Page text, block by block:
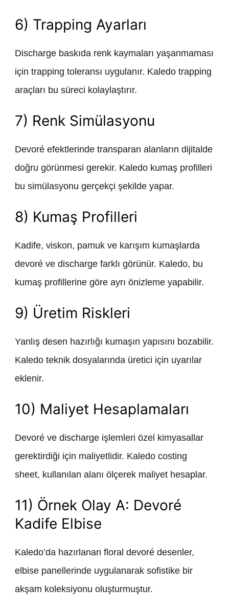
6) Trapping Ayarları
Discharge baskıda renk kaymaları yaşanmaması
için trapping toleransı uygulanır. Kaledo trapping
araçları bu süreci kolaylaştırır.
7) Renk Simülasyonu
Devoré efektlerinde transparan alanların dijitalde
doğru görünmesi gerekir. Kaledo kumaş profilleri
bu simülasyonu gerçekçi şekilde yapar.
8) Kumaş Profilleri
Kadife, viskon, pamuk ve karışım kumaşlarda
devoré ve discharge farklı görünür. Kaledo, bu
kumaş profillerine göre ayrı önizleme yapabilir.
9) Üretim Riskleri
Yanlış desen hazırlığı kumaşın yapısını bozabilir.
Kaledo teknik dosyalarında üretici için uyarılar
eklenir.
10) Maliyet Hesaplamaları
Devoré ve discharge işlemleri özel kimyasallar
gerektirdiği için maliyetlidir. Kaledo costing
sheet, kullanılan alanı ölçerek maliyet hesaplar.
11) Örnek Olay A: Devoré
Kadife Elbise
Kaledo’da hazırlanan floral devoré desenler,
elbise panellerinde uygulanarak sofistike bir
akşam koleksiyonu oluşturmuştur.